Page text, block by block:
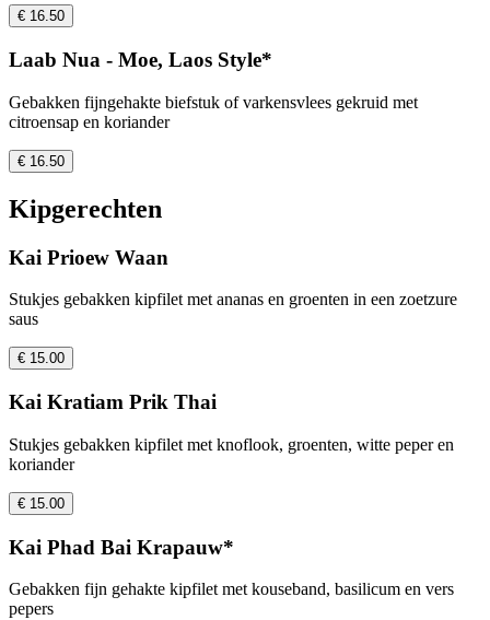
€ 16.50
Laab Nua - Moe, Laos Style*
Gebakken fijngehakte biefstuk of varkensvlees gekruid met
citroensap en koriander
€ 16.50
Kipgerechten
Kai Prioew Waan
Stukjes gebakken kipfilet met ananas en groenten in een zoetzure
saus
€ 15.00
Kai Kratiam Prik Thai
Stukjes gebakken kipfilet met knoflook, groenten, witte peper en
koriander
€ 15.00
Kai Phad Bai Krapauw*
Gebakken fijn gehakte kipfilet met kouseband, basilicum en vers
pepers